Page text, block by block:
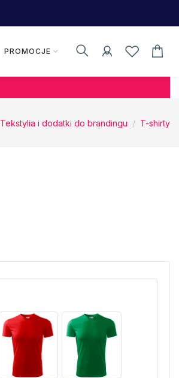
PROMOCJE
Tekstylia i dodatki do brandingu T-shirty